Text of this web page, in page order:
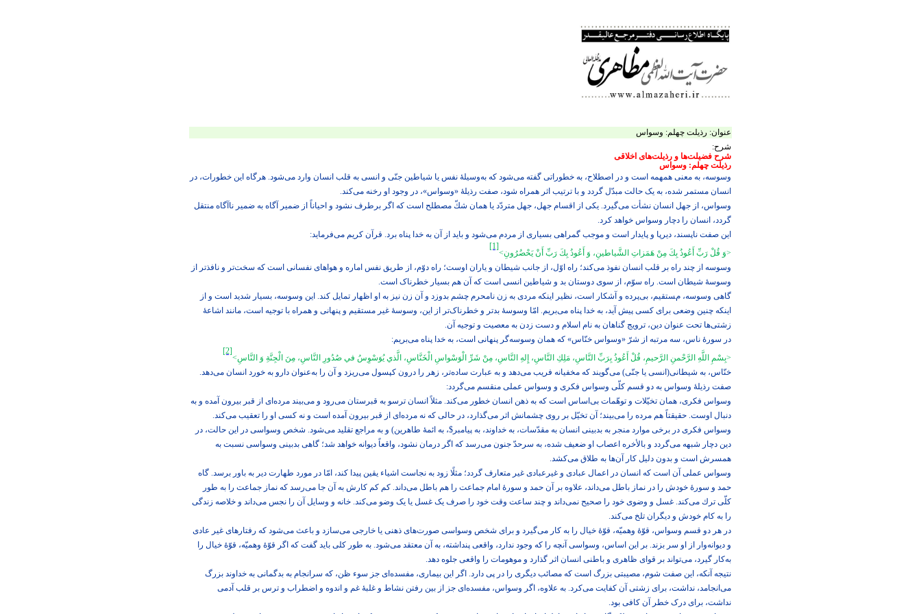
عنوان: رذیلت چهلم: وسواس‏
شرح:
شرح فضیلت‌ها و رذیلت‌های اخلاقی
رذیلت چهلم: وسواس‏
وسوسه، به معنی همهمه است و در اصطلاح، به خطوراتی گفته می‌‏شود كه به‌وسیلۀ نفس یا شیاطین جنّی و انسی به قلب انسان وارد می‌‏شود. هرگاه این خطورات، در
انسان مستمر شده، به یک حالت مبدّل گردد و با ترتیب اثر همراه شود، صفت رذیلۀ «وسواس»، در وجود او رخنه می‌‌کند.
وسواس، از جهل انسان نشأت می‌‌گیرد. یکی از اقسام جهل، جهل متردّد یا همان شكّ مصطلح است که اگر برطرف نشود و احیاناً از ضمیر آگاه به ضمیر ناآگاه منتقل
گردد، انسان را دچار وسواس خواهد کرد.
این صفت ناپسند، دیرپا و پایدار است و موجب گمراهی بسیاری از مردم می‌‏شود و باید از آن به خدا پناه برد. قرآن كریم می‌‏فرماید:
>وَ قُلْ رَبِّ أَعُوذُ بِكَ مِنْ هَمَزاتِ الشَّياطينِ، وَ أَعُوذُ بِكَ رَبِّ أَنْ يَحْضُرُونِ<
[1]
وسوسه از چند راه بر قلب انسان نفوذ می‌‌کند؛ راه اوّل، از جانب شیطان و یاران اوست؛ راه دوّم، از طریق نفس اماره و هواهای نفسانی است كه سخت‌‏تر و نافذتر از
وسوسۀ شیطان است. راه سوّم، از سوی دوستان بد و شیاطین انسی است که آن هم بسیار خطرناک است.
گاهی وسوسه، مستقیم، بی‌‏پرده و آشکار است، نظیر اینکه مردی به زن نامحرم چشم بدوزد و آن زن نیز به او اظهار تمایل كند. این وسوسه، بسیار شدید است و از
اینكه چنین وضعی برای كسی پیش آید، به خدا پناه می‌‏بریم. امّا وسوسۀ بدتر و خطرناک‌‌تر از این، وسوسۀ غیر مستقیم و پنهانی و همراه با توجیه است، مانند اشاعۀ
زشتی‌ها تحت عنوان دین، ترویج گناهان به نام اسلام و دست زدن به معصیت و توجیه آن.
در سورۀ ناس، سه مرتبه از شرّ «وسواس خنّاس» که همان وسوسه‌گر پنهانی است، به خدا پناه می‌‌بریم:
>بِسْمِ اللَّهِ الرَّحْمنِ الرَّحيمِ‏، قُلْ أَعُوذُ بِرَبِّ النَّاسِ، مَلِكِ النَّاسِ، إِلهِ النَّاسِ، مِنْ شَرِّ الْوَسْواسِ الْخَنَّاسِ، الَّذي يُوَسْوِسُ في‏ صُدُورِ النَّاسِ، مِنَ الْجِنَّةِ وَ النَّاسِ<
[2]
خنّاس، به شیطانی(انسی یا جنّی) می‌‌گویند كه مخفیانه فریب می‌‌دهد و به عبارت ساده‌‏تر، زهر را درون كپسول می‌‏ریزد و آن را به‌عنوان دارو به خورد انسان می‌‏دهد.
صفت رذیلۀ وسواس به دو قسم کلّی وسواس فکری و وسواس عملی منقسم می‌‌گردد:
وسواس فكری، همان تخیّلات و توهّمات بی‌‌اساس است که به ذهن انسان خطور می‌‌کند. مثلاً انسان ترسو به قبرستان می‌‏رود و می‌‏بیند مرده‌‏ای از قبر بیرون آمده و به
دنبال اوست. حقیقتاً هم مرده را می‌‏بیند؛ آن تخیّل بر روی چشمانش اثر می‌‏گذارد، در حالی كه نه مرده‌‏ای از قبر بیرون آمده است و نه كسی او را تعقیب می‌‏كند.
وسواس فكری در برخی موارد منجر به بدبینی انسان به مقدّسات، به خداوند، به پیامبر $، به ائمۀ طاهرین( و به مراجع تقلید می‌‏شود. شخص وسواسی در این حالت، در
دین دچار شبهه می‌‌گردد و بالأخره اعصاب او ضعیف شده، به سرحدّ جنون می‌‏رسد که اگر درمان نشود، واقعاً دیوانه خواهد شد؛ گاهی بدبینی وسواسی نسبت به
همسرش است و بدون دلیل کار آن‌ها به طلاق می‌‌کشد.
وسواس عملی آن است كه انسان در اعمال عبادی و غیرعبادی غیر متعارف گردد؛ مثلًا زود به نجاست اشیاء یقین پیدا ‏كند، امّا در مورد طهارت دیر به باور برسد. گاه
حمد و سورۀ خودش را در نماز باطل می‏‌داند، علاوه بر آن حمد و سورۀ امام جماعت را هم باطل می‌‏داند. كم كم كارش به آن جا می‏‌رسد كه نماز جماعت را به طور
كلّی ترك می‌‏كند. غسل و وضوی خود را صحیح نمی‌‌داند و چند ساعت وقت خود را صرف یک غسل یا یک وضو می‌‌کند. خانه و وسایل آن را نجس می‌‌داند و خلاصه زندگی
را به کام خودش و دیگران تلخ می‌‌کند.
در هر دو قسم وسواس، قوّۀ وهمیّه، قوّۀ خیال را به كار می‌‏گیرد و برای شخص وسواسی صورت‌های ذهنی یا خارجی می‌‏سازد و باعث می‌‌شود که رفتارهای غیر عادی
و دیوانه‌‏وار از او سر بزند. بر این اساس، وسواسی آنچه را كه وجود ندارد، واقعی پنداشته، به آن معتقد می‌‏شود. به طور كلی باید گفت كه اگر قوّۀ وهمیّه، قوّۀ خیال را
به‌كار گیرد، می‏‌تواند بر قوای ظاهری و باطنی انسان اثر گذارد و موهومات را واقعی جلوه دهد.
نتیجه آنكه، این صفت شوم، مصیبتی بزرگ است كه مصائب دیگری را در پی دارد. اگر این بیماری، مفسده‏‌ای جز سوء ظن، كه سرانجام به بدگمانی به خداوند بزرگ
می‌‏انجامد، نداشت، برای زشتی آن كفایت می‌‏كرد. به علاوه، اگر وسواس، مفسده‌‏ای جز از بین رفتن نشاط و غلبۀ غم و اندوه و اضطراب و ترس بر قلب آدمی
نداشت، برای درک خطر آن كافی بود.